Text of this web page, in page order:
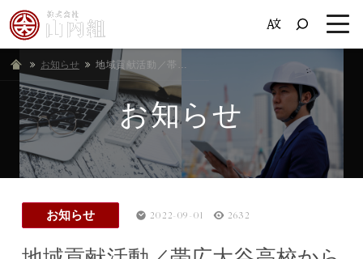
ホーム
お知らせ 地域貢献活動／帯広大谷高校から感謝状の贈呈
お知らせ
お知らせ 2022-09-01 2632